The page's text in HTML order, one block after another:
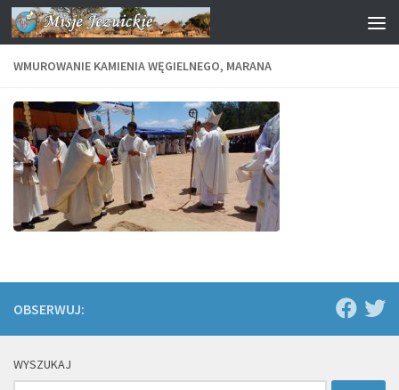
Przejdź do treści
WMUROWANIE KAMIENIA WĘGIELNEGO, MARANA
OBSERWUJ:
WYSZUKAJ